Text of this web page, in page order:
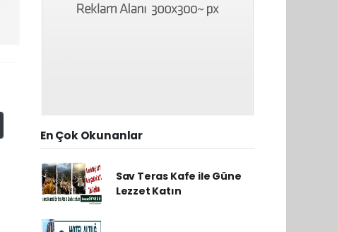
En Çok Okunanlar
Sav Teras Kafe ile Güne
Lezzet Katın